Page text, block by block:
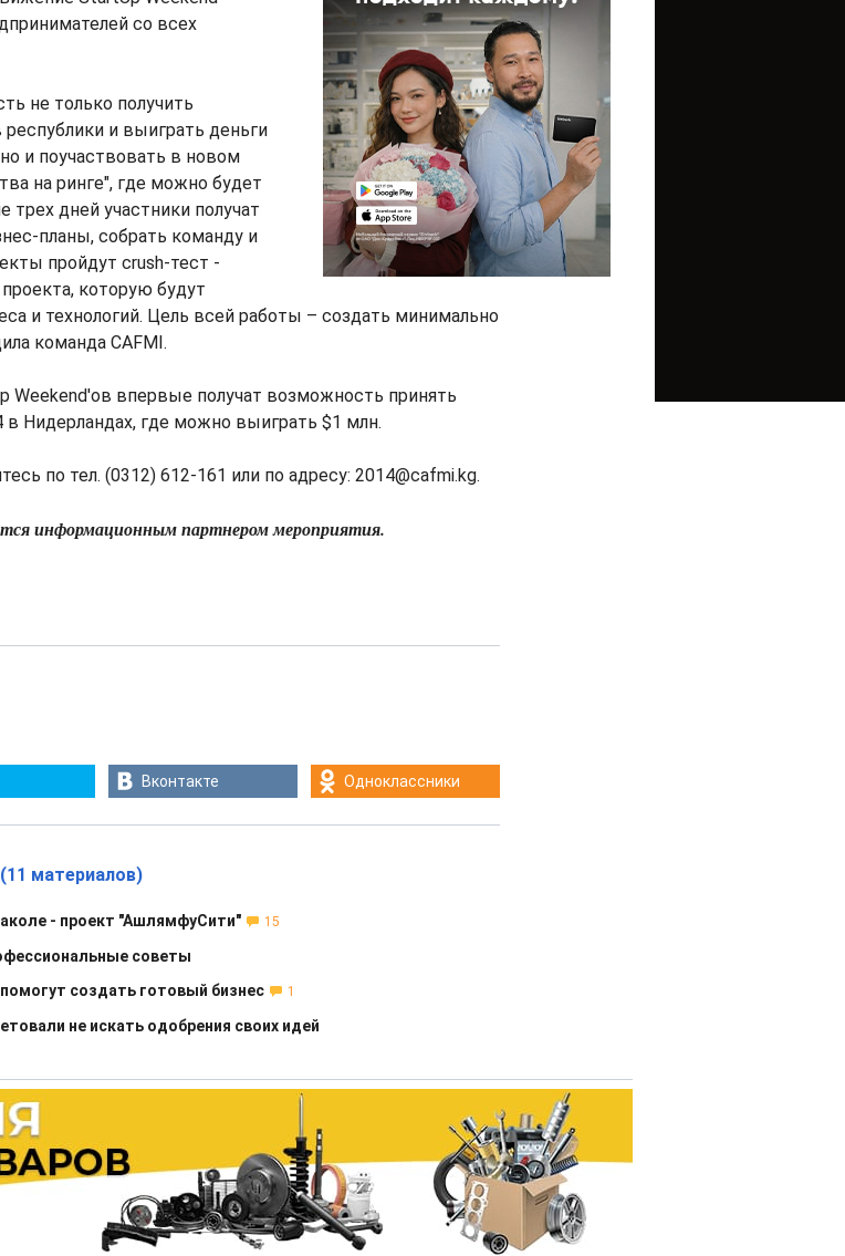
со всех
не только получить
и выиграть деньги
и поучаствовать в новом
на ринге", где можно будет
дней участники получат
планы, собрать команду и
пройдут crush-тест -
которую будут
и технологий. Цель всей работы – создать минимально
команда CAFMI.
Weekend'ов впервые получат возможность принять
Нидерландах, где можно выиграть $1 млн.
по тел. (0312) 612-161 или по адресу: 2014@cafmi.kg.
информационным партнером мероприятия.
Вконтакте Одноклассники
(11 материалов)
- проект "АшлямфуСити" 15
советы
создать готовый бизнес
1
не искать одобрения своих идей